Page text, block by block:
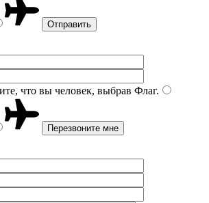
что вы человек, выбрав Флаг.